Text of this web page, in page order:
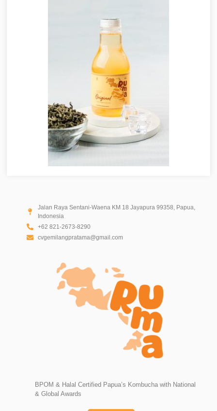
Jalan Raya Sentani-Waena KM 18 Jayapura 99358, Papua,
Indonesia
+62 821-2673-8290
cvgemilangpratama@gmail.com
BPOM & Halal Certified Papua’s Kombucha with National
& Global Awards